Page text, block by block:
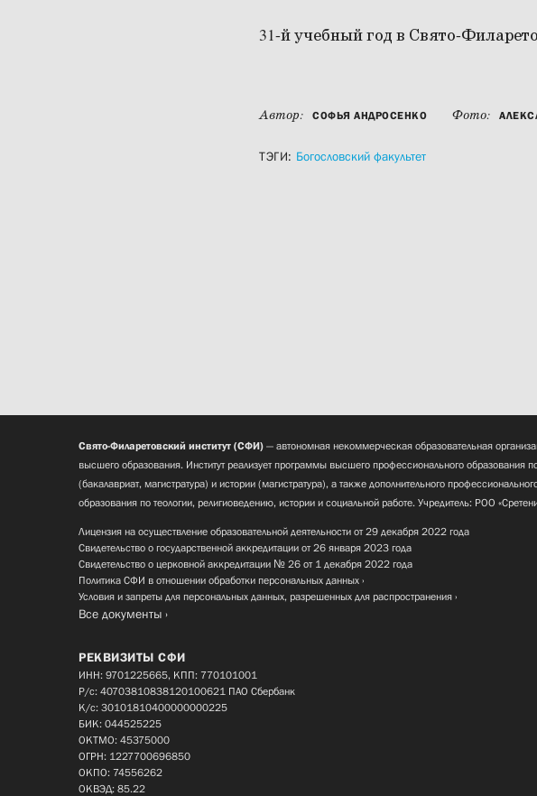
31-й учебный год в Свято-
Автор: СОФЬЯ АНДРОСЕНКО Фото:
ТЭГИ: Богословский факультет
Свято-Филаретовский институт (СФИ) — автономная некоммерческая образовательная
высшего образования. Институт реализует программы высшего профессионального образования
(бакалавриат, магистратура) и истории (магистратура), а также дополнительного
образования по теологии, религиоведению, истории и социальной работе. Учредитель: РОО
Лицензия на осуществление образовательной деятельности от 29 декабря 2022 года
Свидетельство о государственной аккредитации от 26 января 2023 года
Свидетельство о церковной аккредитации № 26 от 1 декабря 2022 года
Политика СФИ в отношении обработки персональных данных
Условия и запреты для персональных данных, разрешенных для распространения
Все документы
РЕКВИЗИТЫ СФИ
ИНН: 9701225665, КПП: 770101001
Р/с: 40703810838120100621 ПАО Сбербанк
К/с: 30101810400000000225
БИК: 044525225
ОКТМО: 45375000
ОГРН: 1227700696850
ОКПО: 74556262
ОКВЭД: 85.22